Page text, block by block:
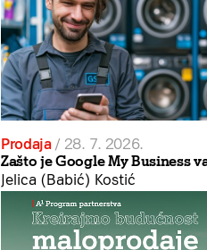
Prodaja / 28. 7. 2026.
Zašto je Google My Business
Jelica (Babić) Kostić